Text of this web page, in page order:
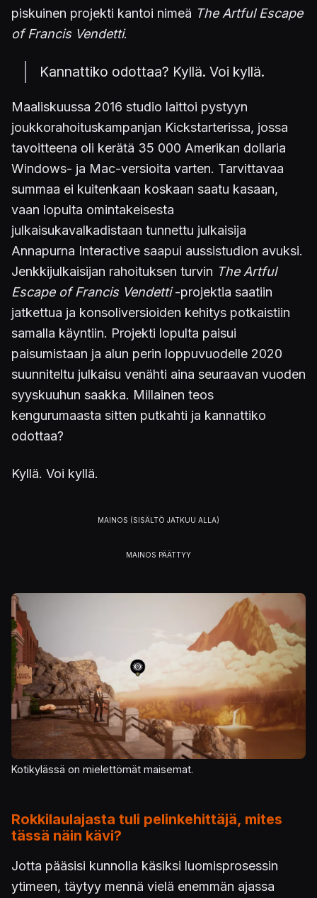
piskuinen projekti kantoi nimeä The Artful Escape
of Francis Vendetti.
Kannattiko odottaa? Kyllä. Voi kyllä.
Maaliskuussa 2016 studio laittoi pystyyn
joukkorahoituskampanjan Kickstarterissa, jossa
tavoitteena oli kerätä 35 000 Amerikan dollaria
Windows- ja Mac-versioita varten. Tarvittavaa
summaa ei kuitenkaan koskaan saatu kasaan,
vaan lopulta omintakeisesta
julkaisukavalkadistaan tunnettu julkaisija
Annapurna Interactive saapui aussistudion avuksi.
Jenkkijulkaisijan rahoituksen turvin The Artful
Escape of Francis Vendetti-projektia saatiin
jatkettua ja konsoliversioiden kehitys potkaistiin
samalla käyntiin. Projekti lopulta paisui
paisumistaan ja alun perin loppuvuodelle 2020
suunniteltu julkaisu venähti aina seuraavan vuoden
syyskuuhun saakka. Millainen teos
kengurumaasta sitten putkahti ja kannattiko
odottaa?
Kyllä. Voi kyllä.
Kuva
Kotikylässä on mielettömät maisemat.
Rokkilaulajasta tuli pelinkehittäjä, mites
tässä näin kävi?
Jotta pääsisi kunnolla käsiksi luomisprosessin
ytimeen, täytyy mennä vielä enemmän ajassa